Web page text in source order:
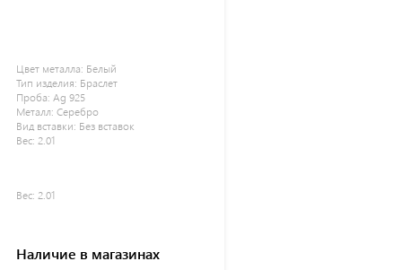
Цвет металла: Белый
Тип изделия: Браслет
Проба: Ag 925
Металл: Серебро
Вид вставки: Без вставок
Вес: 2.01
Вес: 2.01
Наличие в магазинах